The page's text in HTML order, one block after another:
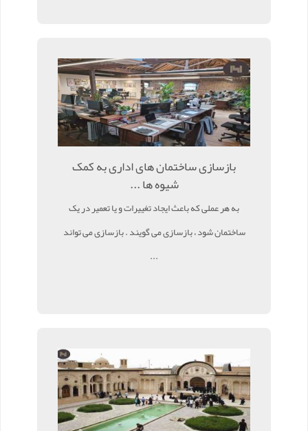
بازسازی ساختمان های اداری به کمک
شیوه ها ...
به هر عملی که باعث ایجاد تغییرات و یا تعمیر در یک
ساختمان شود ، بازسازی می گویند . بازسازی می تواند
...